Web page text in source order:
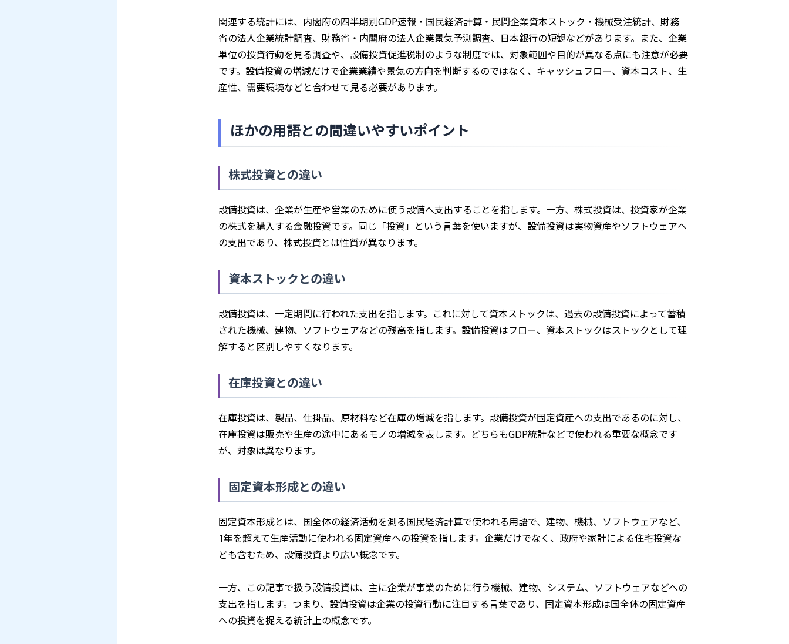
関連する統計には、内閣府の四半期別GDP速報・国民経済計算・民間企業資本ストック・機械受注統計、財務
省の法人企業統計調査、財務省・内閣府の法人企業景気予測調査、日本銀行の短観などがあります。また、企業
単位の投資行動を見る調査や、設備投資促進税制のような制度では、対象範囲や目的が異なる点にも注意が必要
です。設備投資の増減だけで企業業績や景気の方向を判断するのではなく、キャッシュフロー、資本コスト、生
産性、需要環境などと合わせて見る必要があります。
ほかの用語との間違いやすいポイント
株式投資との違い
設備投資は、企業が生産や営業のために使う設備へ支出することを指します。一方、株式投資は、投資家が企業
の株式を購入する金融投資です。同じ「投資」という言葉を使いますが、設備投資は実物資産やソフトウェアへ
の支出であり、株式投資とは性質が異なります。
資本ストックとの違い
設備投資は、一定期間に行われた支出を指します。これに対して資本ストックは、過去の設備投資によって蓄積
された機械、建物、ソフトウェアなどの残高を指します。設備投資はフロー、資本ストックはストックとして理
解すると区別しやすくなります。
在庫投資との違い
在庫投資は、製品、仕掛品、原材料など在庫の増減を指します。設備投資が固定資産への支出であるのに対し、
在庫投資は販売や生産の途中にあるモノの増減を表します。どちらもGDP統計などで使われる重要な概念です
が、対象は異なります。
固定資本形成との違い
固定資本形成とは、国全体の経済活動を測る国民経済計算で使われる用語で、建物、機械、ソフトウェアなど、
1年を超えて生産活動に使われる固定資産への投資を指します。企業だけでなく、政府や家計による住宅投資な
ども含むため、設備投資より広い概念です。
一方、この記事で扱う設備投資は、主に企業が事業のために行う機械、建物、システム、ソフトウェアなどへの
支出を指します。つまり、設備投資は企業の投資行動に注目する言葉であり、固定資本形成は国全体の固定資産
への投資を捉える統計上の概念です。